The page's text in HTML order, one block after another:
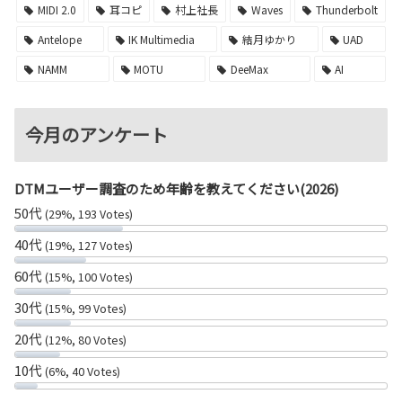
MIDI 2.0
耳コピ 村上社長 Waves
Thunderbolt
Antelope
IK Multimedia 結月ゆかり
UAD
NAMM
MOTU DeeMax AI
今月のアンケート
DTMユーザー調査のため年齢を教えてください(2026)
50代(29%, 193 Votes)
40代(19%, 127 Votes)
60代(15%, 100 Votes)
30代(15%, 99 Votes)
20代(12%, 80 Votes)
10代(6%, 40 Votes)